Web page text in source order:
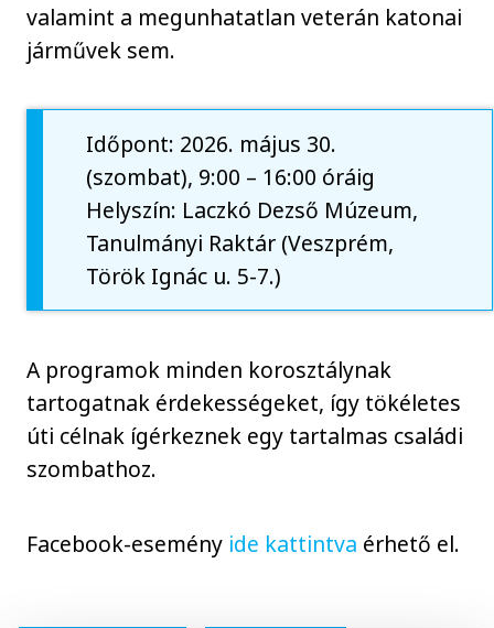
valamint a megunhatatlan veterán katonai
járművek sem.
Időpont: 2026. május 30.
(szombat), 9:00 – 16:00 óráig
Helyszín: Laczkó Dezső Múzeum,
Tanulmányi Raktár (Veszprém,
Török Ignác u. 5-7.)
A programok minden korosztálynak
tartogatnak érdekességeket, így tökéletes
úti célnak ígérkeznek egy tartalmas családi
szombathoz.
Facebook-esemény ide kattintva érhető el.